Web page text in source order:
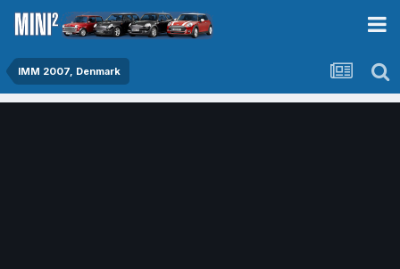
IMM 2007, Denmark